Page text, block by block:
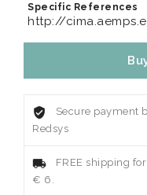
Specific References
http://
Secure payment
Redsys
FREE shipping
€ 6.